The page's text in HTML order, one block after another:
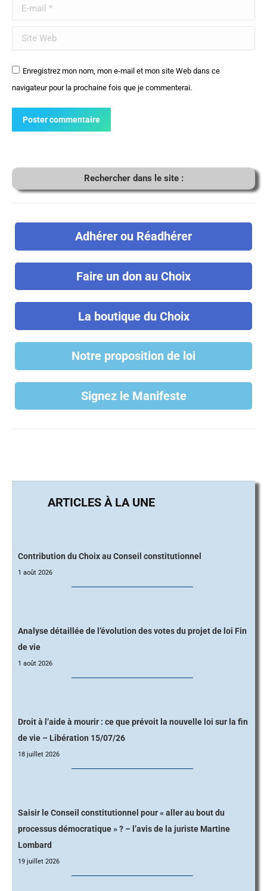
E-mail *
Site Web
Enregistrez mon nom, mon e-mail et mon site Web dans ce
navigateur pour la prochaine fois que je commenterai.
Poster commentaire
Rechercher dans le site :
Adhérer ou Réadhérer
Faire un don au Choix
La boutique du Choix
Notre proposition de loi
Signez le Manifeste
Contribution du Choix au Conseil constitutionnel
1 août 2026
Analyse détaillée de l’évolution des votes du projet de loi Fin
de vie
1 août 2026
Droit à l’aide à mourir : ce que prévoit la nouvelle loi sur la fin
de vie – Libération 15/07/26
18 juillet 2026
Saisir le Conseil constitutionnel pour « aller au bout du
processus démocratique » ? – l’avis de la juriste Martine
Lombard
19 juillet 2026